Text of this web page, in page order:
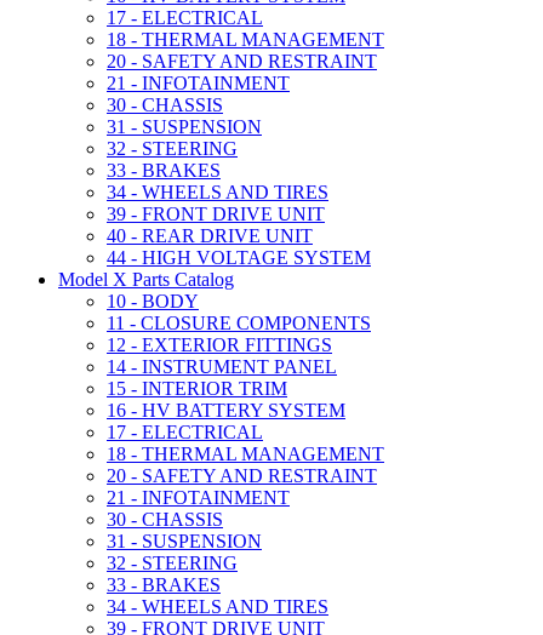
17 - ELECTRICAL
18 - THERMAL MANAGEMENT
20 - SAFETY AND RESTRAINT
21 - INFOTAINMENT
30 - CHASSIS
31 - SUSPENSION
32 - STEERING
33 - BRAKES
34 - WHEELS AND TIRES
39 - FRONT DRIVE UNIT
40 - REAR DRIVE UNIT
44 - HIGH VOLTAGE SYSTEM
Model X Parts Catalog
10 - BODY
11 - CLOSURE COMPONENTS
12 - EXTERIOR FITTINGS
14 - INSTRUMENT PANEL
15 - INTERIOR TRIM
16 - HV BATTERY SYSTEM
17 - ELECTRICAL
18 - THERMAL MANAGEMENT
20 - SAFETY AND RESTRAINT
21 - INFOTAINMENT
30 - CHASSIS
31 - SUSPENSION
32 - STEERING
33 - BRAKES
34 - WHEELS AND TIRES
39 - FRONT DRIVE UNIT